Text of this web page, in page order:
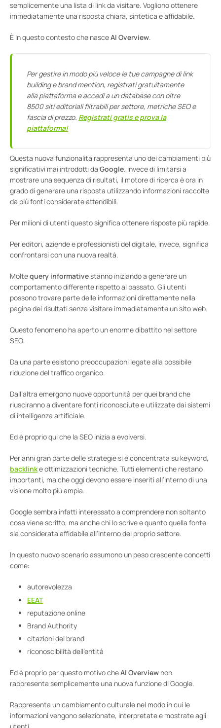
semplicemente una lista di link da visitare. Vogliono ottenere
immediatamente una risposta chiara, sintetica e affidabile.
È in questo contesto che nasceAI Overview.
Per gestire in modo più veloce le tue campagne di link
building e brand mention, registrati gratuitamente
alla piattaforma e accedi a un database con oltre
8500 siti editoriali filtrabili per settore, metriche SEO e
fascia di prezzo. Registrati gratis e prova la
piattaforma!
Questa nuova funzionalità rappresenta uno dei cambiamenti più
significativi mai introdotti da Google. Invece di limitarsi a
mostrare una sequenza di risultati, il motore di ricerca è ora in
grado di generare una risposta utilizzando informazioni raccolte
da più fonti considerate attendibili.
Per milioni di utenti questo significa ottenere risposte più rapide.
Per editori, aziende e professionisti del digitale, invece, significa
confrontarsi con una nuova realtà.
Moltequery informativestanno iniziando a generare un
comportamento differente rispetto al passato. Gli utenti
possono trovare parte delle informazioni direttamente nella
pagina dei risultati senza visitare immediatamente un sito web.
Questo fenomeno ha aperto un enorme dibattito nel settore
SEO.
Da una parte esistono preoccupazioni legate alla possibile
riduzione del traffico organico.
Dall’altra emergono nuove opportunità per quei brand che
riusciranno a diventare fonti riconosciute e utilizzate dai sistemi
di intelligenza artificiale.
Ed è proprio qui che la SEO inizia a evolversi.
Per anni gran parte delle strategie si è concentrata su keyword,
backlinke ottimizzazioni tecniche. Tutti elementi che restano
importanti, ma che oggi devono essere inseriti all’interno di una
visione molto più ampia.
Google sembra infatti interessato a comprendere non soltanto
cosa viene scritto, ma anche chi lo scrive e quanto quella fonte
sia considerata affidabile all’interno del proprio settore.
In questo nuovo scenario assumono un peso crescente concetti
come:
autorevolezza
EEAT
reputazione online
Brand Authority
citazioni del brand
riconoscibilità dell’entità
Ed è proprio per questo motivo cheAI Overview non
rappresenta semplicemente una nuova funzione di Google.
Rappresenta un cambiamento culturale nel modo in cui le
informazioni vengono selezionate, interpretate e mostrate agli